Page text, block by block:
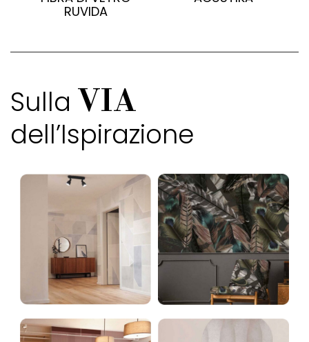
RUVIDA
Sulla VIA
dell’Ispirazione